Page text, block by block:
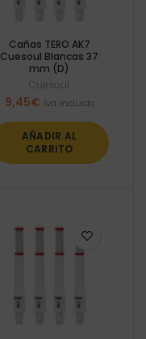
Cañas TERO AK7
Cuesoul Blancas 37
mm (D)
Cuesoul
9,45€ Iva incluido
AÑADIR AL
CARRITO